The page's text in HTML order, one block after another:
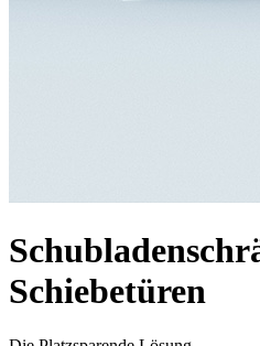
Schiebetüren